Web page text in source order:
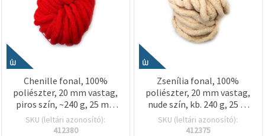
ÚJ
Chenille fonal, 100%
poliészter, 20 mm vastag,
piros szín, ~240 g, 25 m –
ideális plüss kötéshez,
horgoláshoz és dekor
SKU (leltári azonosító):
412380
ÚJ
Zsenília fonal, 100%
poliészter, 20 mm vastag,
nude szín, kb. 240 g, 25 m
– ideális plüss kötéshez,
horgoláshoz és
SKU (leltári azonosító):
412375